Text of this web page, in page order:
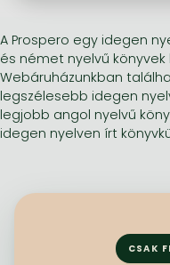
Minden készletes könyv
Képregény, manga
Krimi, bűnügyi, thriller
Fantasy
Képregény, manga
Krimi, bűnügyi, thriller
Fantasy
Irodalom
Jujutsu Kaisen manga
Krasznahorkai László
Kertész Imre könyvek
Esterházy Péter könyvek
Szabó Magda könyvek
Tóth Krisztina könyvek
Nádas Péter könyvek
Művészetek
Család, gyermeknevelés,
Nyelvkönyvek, szótárak
Hobbi, szabadidő
Sport, játék
Számítástechnika,
Gazdaság, üzlet
Mérnöki tudományok
Humán tudományok
Természettudományok
Általános kézikönyvek,
A Prospero egy idegen
és német nyelvű
Webáruházunkban
legszélesebb idegen
legjobb angol nyelvű
idegen nyelven írt
CSAK